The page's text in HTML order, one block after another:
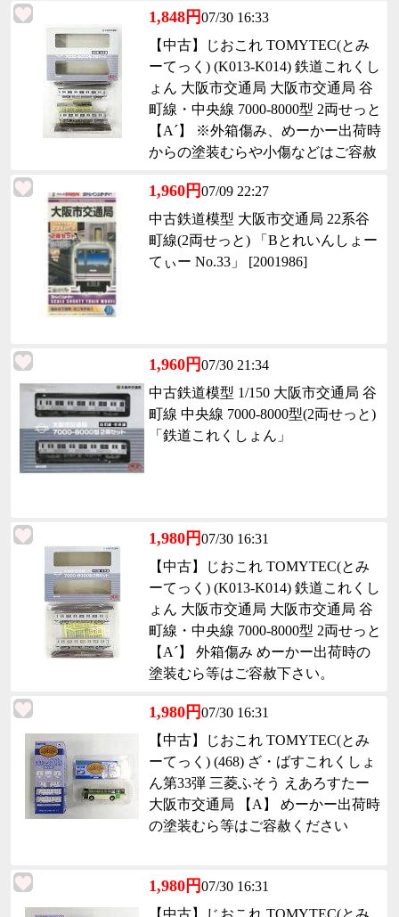
1,848円07/30 16:33
【中古】じおこれ TOMYTEC(とみ
ーてっく) (K013-K014) 鉄道これくし
ょん 大阪市交通局 大阪市交通局 谷
町線・中央線 7000-8000型 2両せっと
【A´】 ※外箱傷み、めーかー出荷時
からの塗装むらや小傷などはご容赦
1,960円07/09 22:27
中古鉄道模型 大阪市交通局 22系谷
町線(2両せっと) 「Bとれいんしょー
てぃー No.33」 [2001986]
1,960円07/30 21:34
中古鉄道模型 1/150 大阪市交通局 谷
町線 中央線 7000-8000型(2両せっと)
「鉄道これくしょん」
1,980円07/30 16:31
【中古】じおこれ TOMYTEC(とみ
ーてっく) (K013-K014) 鉄道これくし
ょん 大阪市交通局 大阪市交通局 谷
町線・中央線 7000-8000型 2両せっと
【A´】 外箱傷み めーかー出荷時の
塗装むら等はご容赦下さい。
1,980円07/30 16:31
【中古】じおこれ TOMYTEC(とみ
ーてっく) (468) ざ・ばすこれくしょ
ん第33弾 三菱ふそう えあろすたー
大阪市交通局 【A】 めーかー出荷時
の塗装むら等はご容赦ください
1,980円07/30 16:31
【中古】じおこれ TOMYTEC(とみ